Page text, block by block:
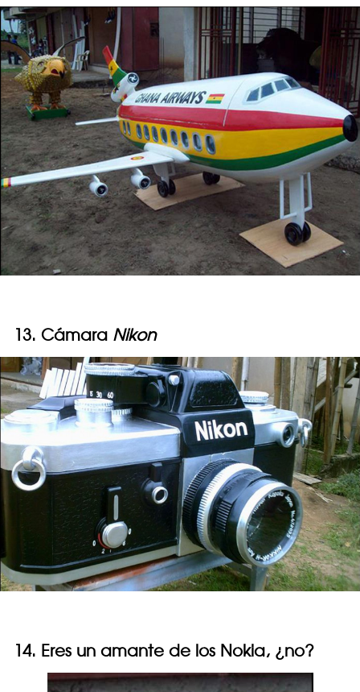
13. Cámara Nikon
14. Eres un amante de los Nokia, ¿no?